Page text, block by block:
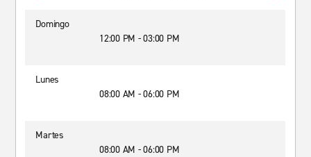
Domingo
12:00 PM - 03:00 PM
Lunes
08:00 AM - 06:00 PM
Martes
08:00 AM - 06:00 PM